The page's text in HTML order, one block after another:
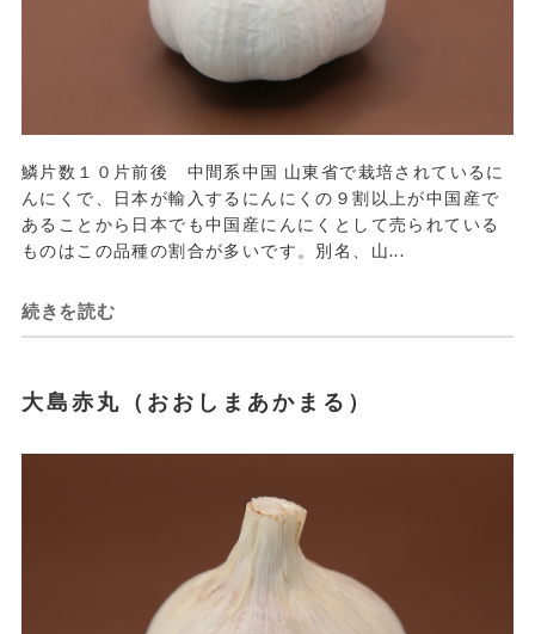
鱗片数１０片前後 中間系中国 山東省で栽培されているに
んにくで、日本が輸入するにんにくの９割以上が中国産で
あることから日本でも中国産にんにくとして売られている
ものはこの品種の割合が多いです。別名、山...
続きを読む
大島赤丸（おおしまあかまる）